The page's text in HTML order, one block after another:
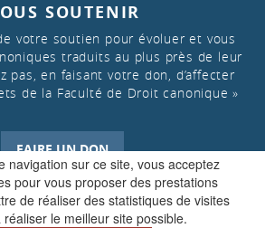
navigation sur ce site, vous acceptez
pour vous proposer des prestations
de réaliser des statistiques de visites
le meilleur site possible.
SOUTENIR
votre soutien pour évoluer et vous
traduits au plus près de leur
pas, en faisant votre don, d’affecter
de la Faculté de Droit canonique »
FAIRE UN DON